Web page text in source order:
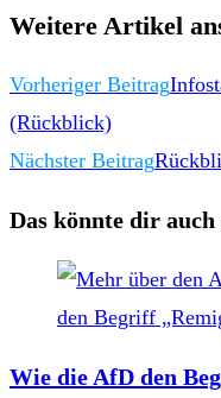
Weitere Artikel
Vorheriger Beitrag
(Rückblick)
Nächster Beitrag
Das könnte dir auch
Wie die AfD den